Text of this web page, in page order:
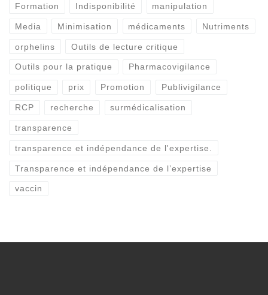
Formation Indisponibilité manipulation
Media Minimisation médicaments Nutriments
orphelins Outils de lecture critique
Outils pour la pratique Pharmacovigilance
politique prix Promotion Publivigilance
RCP recherche surmédicalisation
transparence
transparence et indépendance de l'expertise.
Transparence et indépendance de l’expertise
vaccin